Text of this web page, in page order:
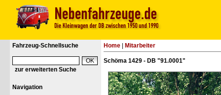
Fahrzeug-Schnellsuche
zur erweiterten Suche
Navigation
Home Mitarbeiter
Schöma 1429 - DB "91.0001"